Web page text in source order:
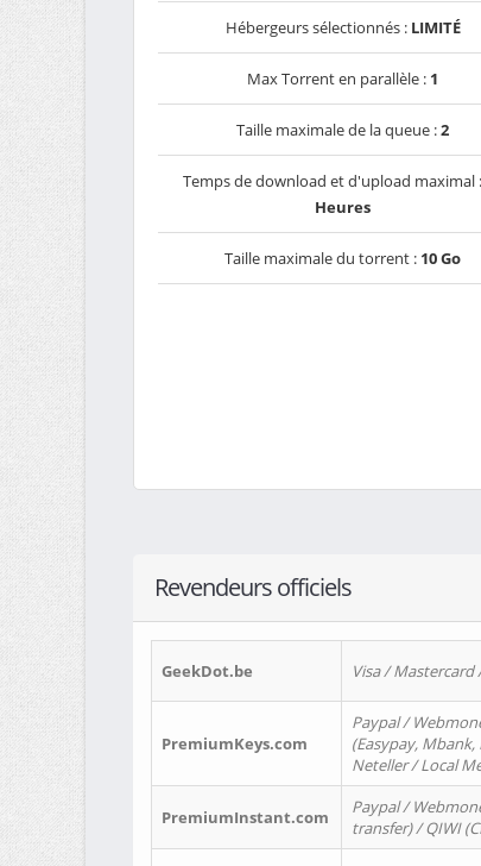
Hébergeurs sélectionnés : LIMITÉ
Max Torrent en parallèle : 1
Taille maximale de la queue :2
Temps de download et d'upload maximal
Heures
Taille maximale du torrent : 10 Go
Revendeurs officiels
GeekDot.be Visa / Mastercard
PremiumKeys.com
Paypal /
(Easypay,
Neteller / Local
PremiumInstant.com
Paypal /
transfer) / QIWI